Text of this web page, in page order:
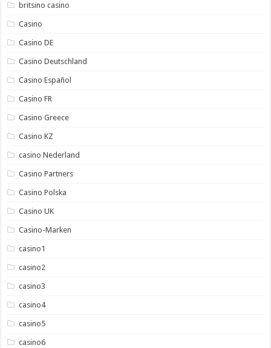
britsino casino
Casino
Casino DE
Casino Deutschland
Casino Español
Casino FR
Casino Greece
Casino KZ
casino Nederland
Casino Partners
Casino Polska
Casino UK
Casino-Marken
casino1
casino2
casino3
casino4
casino5
casino6